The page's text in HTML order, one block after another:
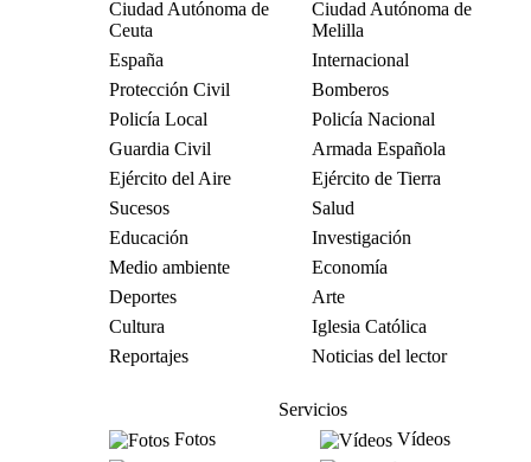
Ciudad Autónoma de
Ceuta
Ciudad Autónoma de
Melilla
España
Internacional
Protección Civil
Bomberos
Policía Local
Policía Nacional
Guardia Civil
Armada Española
Ejército del Aire
Ejército de Tierra
Sucesos
Salud
Educación
Investigación
Medio ambiente
Economía
Deportes
Arte
Cultura
Iglesia Católica
Reportajes
Noticias del lector
Servicios
Fotos
Vídeos